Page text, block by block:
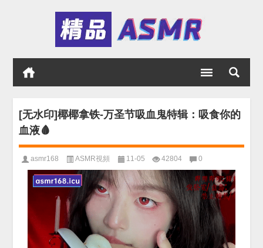
[无水印]椰椰拿铁-万圣节吸血鬼特辑：吸食你的
血液🩸
asmr168 ASMR視頻 11-05 42804 0